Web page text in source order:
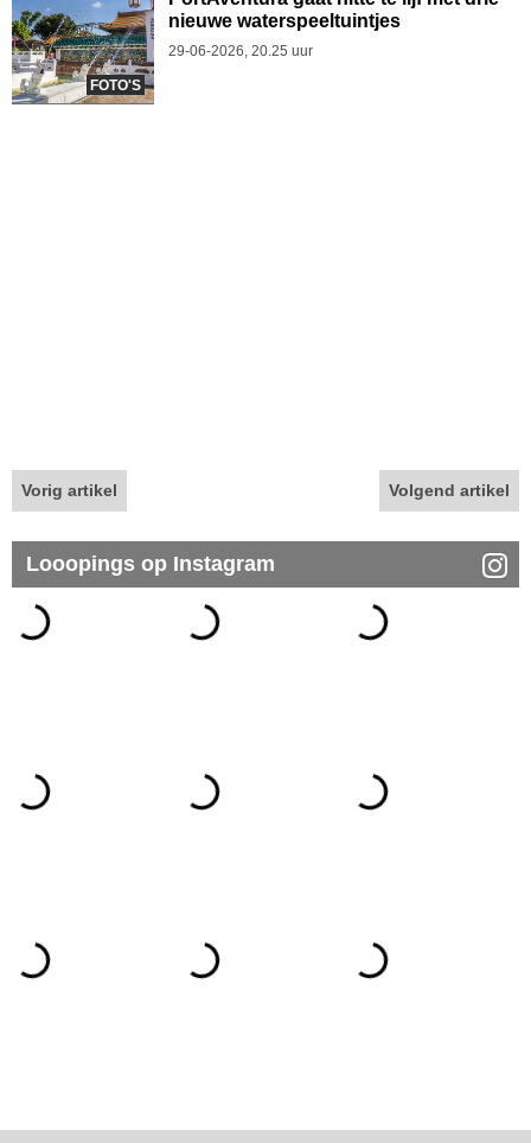
FOTO'S
nieuwe waterspeeltuintjes
29-06-2026, 20.25 uur
Vorig artikel Volgend artikel
Looopings op Instagram